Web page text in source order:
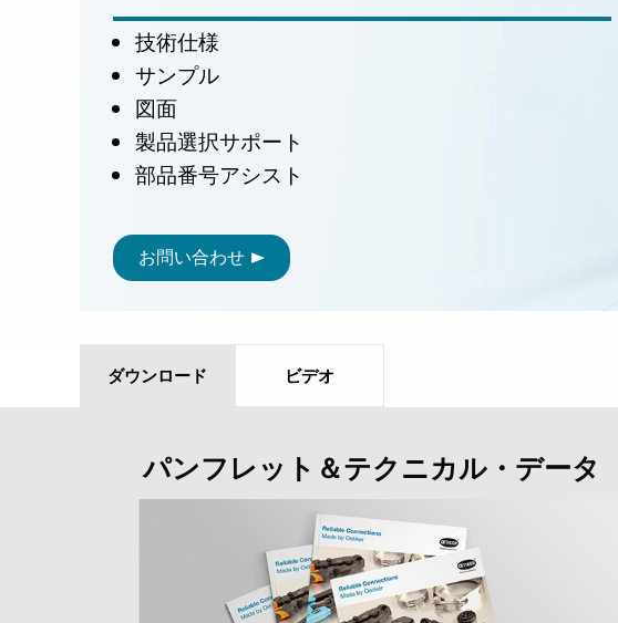
技術仕様
サンプル
図面
製品選択サポート
部品番号アシスト
お問い合わせ
ダウンロード ビデオ
パンフレット＆テクニカル・データ